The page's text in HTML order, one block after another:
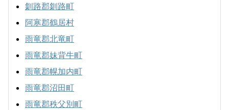
釧路郡釧路町
阿寒郡鶴居村
雨竜郡北竜町
雨竜郡妹背牛町
雨竜郡幌加内町
雨竜郡沼田町
雨竜郡秩父別町